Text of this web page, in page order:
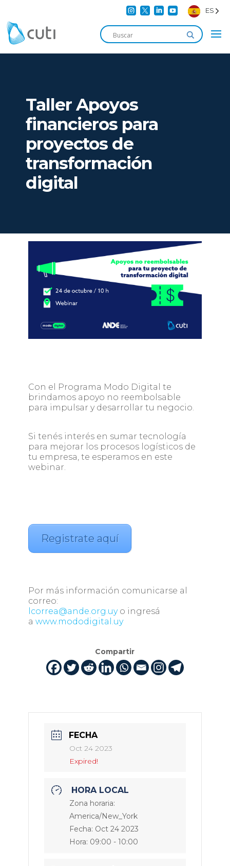
    ES
Taller Apoyos
financieros para
proyectos de
transformación
digital
Con el Programa Modo Digital te
brindamos apoyo no reembolsable
para impulsar y desarrollar tu negocio.
Si tenés interés en sumar tecnología
para mejorar los procesos logísticos de
tu empresa, te esperamos en este
webinar.
Registrate aquí
Por más información comunicarse al
correo:
lcorrea@ande.org.uyo ingresá
a www.mododigital.uy
Compartir
FECHA
Oct 24 2023
Expired!
HORA LOCAL
Zona horaria:
America/New_York
Fecha: Oct 24 2023
Hora: 09:00 - 10:00